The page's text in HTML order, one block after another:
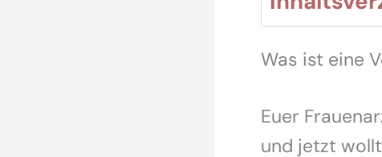
Was ist eine
Euer
und jetzt